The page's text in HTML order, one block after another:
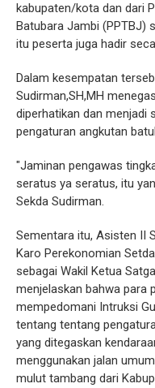
kabupaten/kota dan dari
Batubara Jambi (PPTBJ)
itu peserta juga hadir
Dalam kesempatan
Sudirman,SH,MH
diperhatikan dan menjadi
pengaturan angkutan
"Jaminan pengawas
seratus ya seratus, itu
Sekda Sudirman.
Sementara itu, Asisten II
Karo Perekonomian
sebagai Wakil Ketua
menjelaskan bahwa para
mempedomani Intruksi
tentang tentang
yang ditegaskan
menggunakan jalan
mulut tambang dari